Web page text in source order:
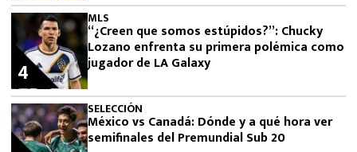
MLS
“¿Creen que somos estúpidos?”: Chucky
Lozano enfrenta su primera polémica como
jugador de LA Galaxy
4
SELECCIÓN
México vs Canadá: Dónde y a qué hora ver
semifinales del Premundial Sub 20